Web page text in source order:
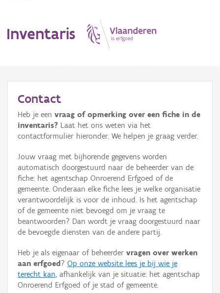
Inventaris
Erfgoedobject
Aanduidingsobject
Waarneming
Thema
Gebeurtenis
Persoon of collectief
Hergebruik
Aanmelden
Contact
Heb je een vraag of opmerking over een fiche in de
inventaris? Laat het ons weten via het
contactformulier hieronder. We helpen je graag verder.
Jouw vraag met bijhorende gegevens worden
automatisch doorgestuurd naar de beheerder van de
fiche: het agentschap Onroerend Erfgoed of de
gemeente. Onderaan elke fiche lees je welke organisatie
verantwoordelijk is voor de inhoud. Is het agentschap
of de gemeente niet bevoegd om je vraag te
beantwoorden? Dan wordt je vraag doorgestuurd naar
de bevoegde diensten van de andere partij.
Heb je als eigenaar of beheerder vragen over werken
aan erfgoed ? Op onze website lees je bij wie je
terecht kan, afhankelijk van je situatie: het agentschap
Onroerend Erfgoed of je stad of gemeente.